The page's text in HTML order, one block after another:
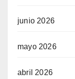
junio 2026
mayo 2026
abril 2026